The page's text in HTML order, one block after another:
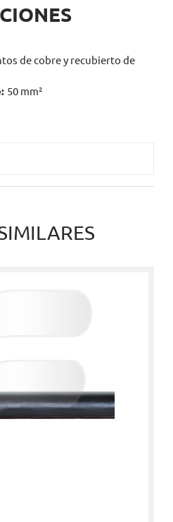
de cobre y recubierto de
50 mm²